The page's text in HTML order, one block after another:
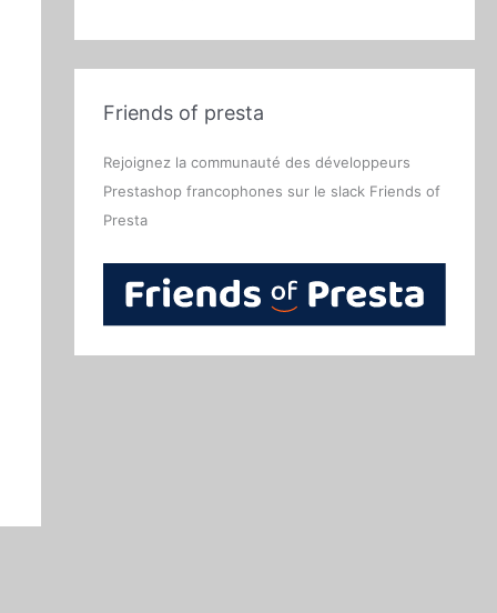
Friends of presta
Rejoignez la communauté des développeurs
Prestashop francophones sur le slack Friends of
Presta